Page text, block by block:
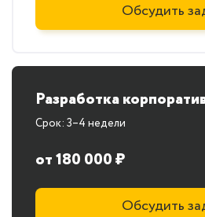
Обсудить
Разработка
Срок: 3–4 недели
от 180 000 ₽
Обсудить